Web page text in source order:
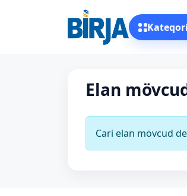
Elan
Cari elan mövcud